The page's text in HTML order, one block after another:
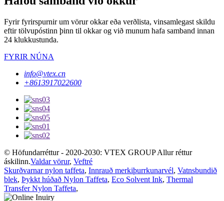
Fyrir fyrirspurnir um vörur okkar eða verðlista, vinsamlegast skildu
eftir tölvupóstinn þinn til okkar og við munum hafa samband innan
24 klukkustunda.
FYRIR NÚNA
info@vtex.cn
+8613917022600
© Höfundarréttur - 2020-2030: VTEX GROUP Allur réttur
áskilinn.Valdar vörur, Veftré
Skurðvarnar nylon taffeta, Innrauð merkiþurrkunarvél, Vatnsbundið
blek, Þykkt húðað Nylon Taffeta, Eco Solvent Ink, Thermal
Transfer Nylon Taffeta,